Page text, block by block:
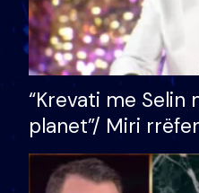
“Krevati me
planet”/ Miri
bukura në
mungojë zilja e